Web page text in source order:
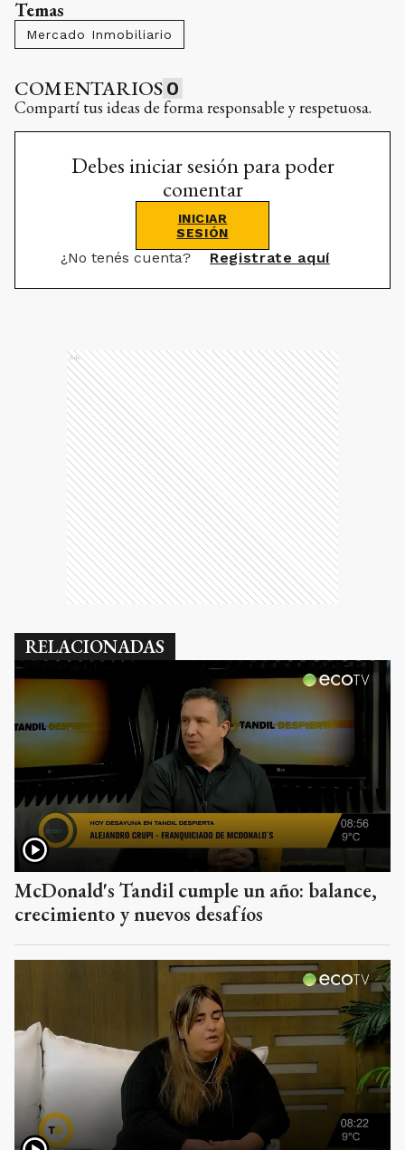
Temas
Mercado Inmobiliario
COMENTARIOS 0
Compartí tus ideas de forma responsable y respetuosa.
Debes iniciar sesión para poder
comentar
INICIAR
SESIÓN
¿No tenés cuenta? Registrate aquí
Ads
RELACIONADAS
McDonald's Tandil cumple un año: balance,
crecimiento y nuevos desafíos